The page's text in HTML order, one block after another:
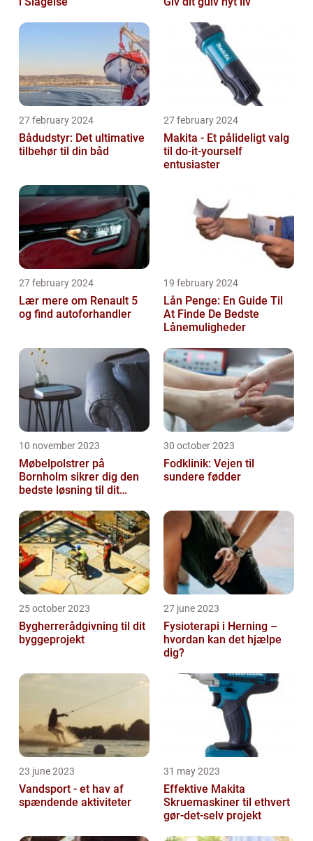
27 february 2024
Bådudstyr: Det ultimative
tilbehør til din båd
27 february 2024
Makita - Et pålideligt valg
til do-it-yourself
entusiaster
27 february 2024
Lær mere om Renault 5
og find autoforhandler
19 february 2024
Lån Penge: En Guide Til
At Finde De Bedste
Lånemuligheder
10 november 2023
Møbelpolstrer på
Bornholm sikrer dig den
bedste løsning til dit
30 october 2023
Fodklinik: Vejen til
sundere fødder
25 october 2023
Bygherrerådgivning til dit
byggeprojekt
27 june 2023
Fysioterapi i Herning –
hvordan kan det hjælpe
dig?
23 june 2023
Vandsport - et hav af
spændende aktiviteter
31 may 2023
Effektive Makita
Skruemaskiner til ethvert
gør-det-selv projekt